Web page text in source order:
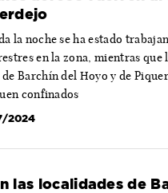
la noche se ha estado
en la zona, mientras que
Barchín del Hoyo y de
confinados
2024
las localidades de